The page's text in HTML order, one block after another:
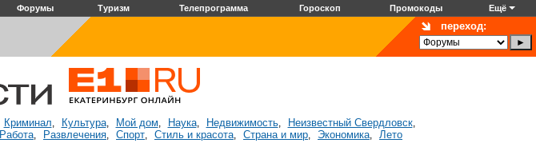
Форумы Туризм Телепрограмма Гороскоп Промокоды Ещё
переход:
Криминал, Культура, Мой дом, Наука, Недвижимость, Неизвестный Свердловск,
Работа, Развлечения, Спорт, Стиль и красота, Страна и мир, Экономика, Лето